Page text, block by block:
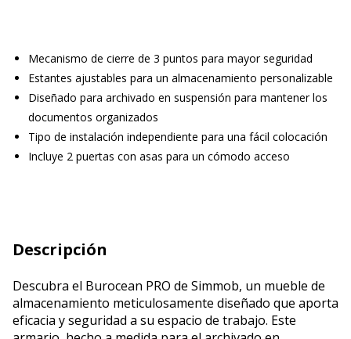
Mecanismo de cierre de 3 puntos para mayor seguridad
Estantes ajustables para un almacenamiento personalizable
Diseñado para archivado en suspensión para mantener los
documentos organizados
Tipo de instalación independiente para una fácil colocación
Incluye 2 puertas con asas para un cómodo acceso
Descripción
Descubra el Burocean PRO de Simmob, un mueble de
almacenamiento meticulosamente diseñado que aporta
eficacia y seguridad a su espacio de trabajo. Este